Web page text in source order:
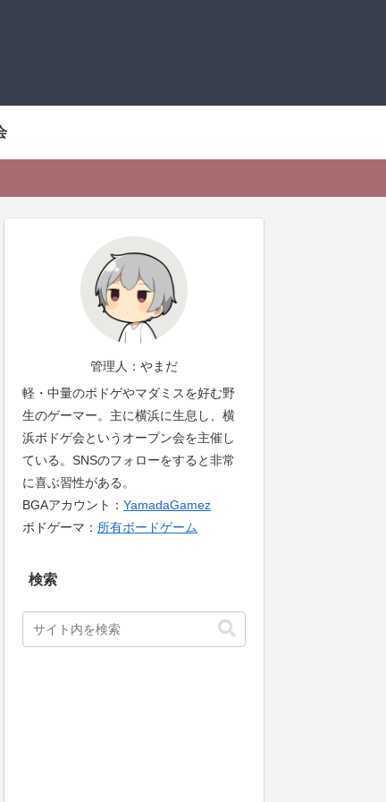
管理人：やまだ
軽・中量のボドゲやマダミスを好む野
生のゲーマー。主に横浜に生息し、横
浜ボドゲ会というオープン会を主催し
ている。SNSのフォローをすると非常
に喜ぶ習性がある。
BGAアカウント： YamadaGamez
ボドゲーマ： 所有ボードゲーム
検索